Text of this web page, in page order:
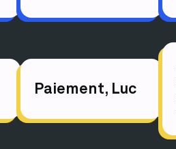
Paiement, Luc